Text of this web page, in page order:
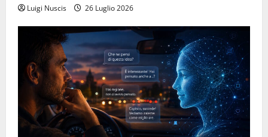
Luigi Nuscis 26 Luglio 2026